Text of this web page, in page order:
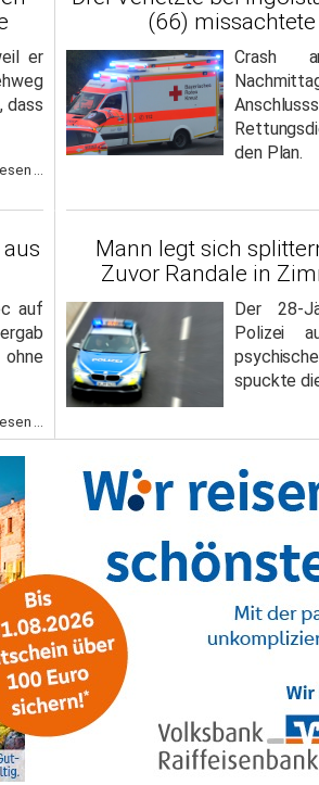
er
dass
...
(66)
Crash
den Plan.
auf
...
Mann legt sich
Zuvor Randale in
Der 28-
Polizei
spuckte